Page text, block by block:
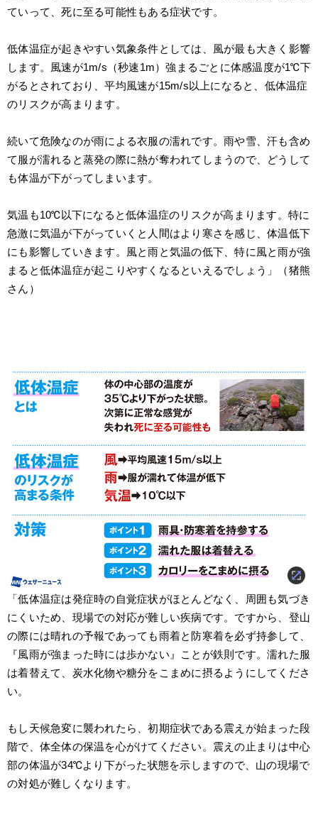
ていって、死に至る可能性もある症状です。
低体温症が起きやすい気象条件としては、風が最も大きく影響
します。風速が1m/s（秒速1m）強まるごとに体感温度が1℃下
がるとされており、平均風速が15m/s以上になると、低体温症
のリスクが高まります。
続いて危険なのが雨による衣服の濡れです。雨や雪、汗も含め
て服が濡れると蒸発の際に熱が奪われてしまうので、どうして
も体温が下がってしまいます。
気温も10℃以下になると低体温症のリスクが高まります。特に
急激に気温が下がっていくと人間はより寒さを感じ、体温低下
にも影響していきます。風と雨と気温の低下、特に風と雨が強
まると低体温症が起こりやすくなるといえるでしょう」（猪熊
さん）
「低体温症は発症時の自覚症状がほとんどなく、周囲も気づき
にくいため、現場での対応が難しい疾病です。ですから、登山
の際には晴れの予報であっても雨着と防寒着を必ず持参して、
『風雨が強まった時には歩かない』ことが鉄則です。濡れた服
は着替えて、炭水化物や糖分をこまめに摂るようにしてくださ
い。
もし天候急変に襲われたら、初期症状である震えが始まった段
階で、体全体の保温を心がけてください。震えの止まりは中心
部の体温が34℃より下がった状態を示しますので、山の現場で
の対処が難しくなります。